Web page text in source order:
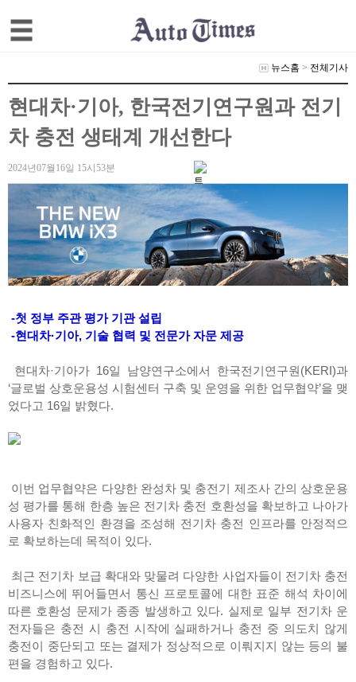
뉴스홈 > 전체기사
현대차·기아, 한국전기연구원과 전기
차 충전 생태계 개선한다
2024년07월16일 15시53분
-첫 정부 주관 평가 기관 설립
-현대차·기아, 기술 협력 및 전문가 자문 제공
현대차·기아가 16일 남양연구소에서 한국전기연구원(KERI)과
‘글로벌 상호운용성 시험센터 구축 및 운영을 위한 업무협약’을 맺
었다고 16일 밝혔다.
이번 업무협약은 다양한 완성차 및 충전기 제조사 간의 상호운용
성 평가를 통해 한층 높은 전기차 충전 호환성을 확보하고 나아가
사용자 친화적인 환경을 조성해 전기차 충전 인프라를 안정적으
로 확보하는데 목적이 있다.
최근 전기차 보급 확대와 맞물려 다양한 사업자들이 전기차 충전
비즈니스에 뛰어들면서 통신 프로토콜에 대한 표준 해석 차이에
따른 호환성 문제가 종종 발생하고 있다. 실제로 일부 전기차 운
전자들은 충전 시 충전 시작에 실패하거나 충전 중 의도치 않게
충전이 중단되고 또는 결제가 정상적으로 이뤄지지 않는 등의 불
편을 경험하고 있다.